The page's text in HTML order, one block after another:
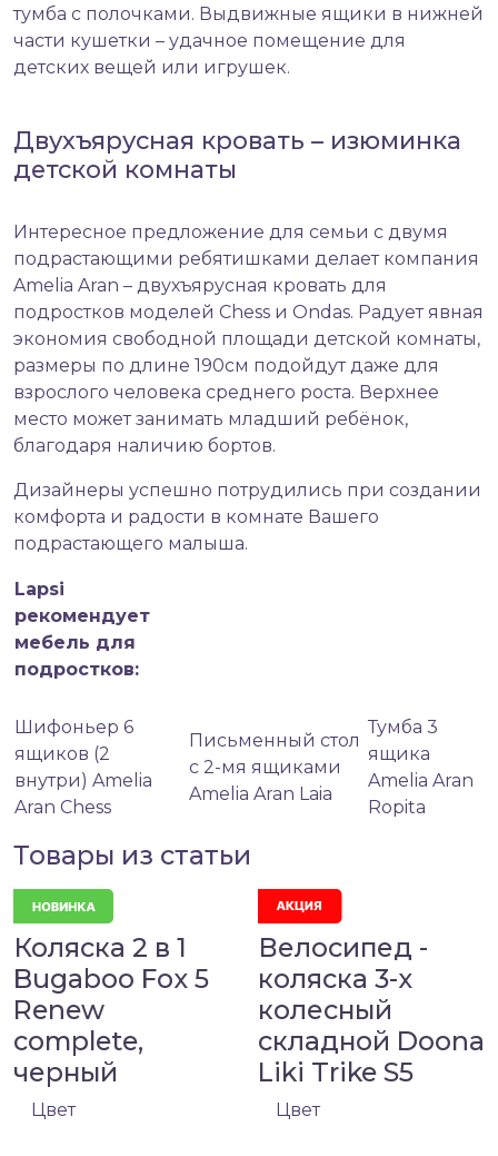
тумба с полочками. Выдвижные ящики в нижней
части кушетки – удачное помещение для
детских вещей или игрушек.
Двухъярусная кровать – изюминка
детской комнаты
Интересное предложение для семьи с двумя
подрастающими ребятишками делает компания
Amelia Aran – двухъярусная кровать для
подростков моделей Chess и Ondas. Радует явная
экономия свободной площади детской комнаты,
размеры по длине 190см подойдут даже для
взрослого человека среднего роста. Верхнее
место может занимать младший ребёнок,
благодаря наличию бортов.
Дизайнеры успешно потрудились при создании
комфорта и радости в комнате Вашего
подрастающего малыша.
Lapsi
рекомендует
мебель для
подростков:
Шифоньер 6
ящиков (2
внутри) Amelia
Aran Chess
Письменный стол
с 2-мя ящиками
Amelia Aran Laia
Тумба 3
ящика
Amelia Aran
Ropita
Товары из статьи
Коляска 2 в 1
Bugaboo Fox 5
Renew
complete,
черный
Цвет
Велосипед -
коляска 3-х
колесный
складной Doona
Liki Trike S5
Цвет